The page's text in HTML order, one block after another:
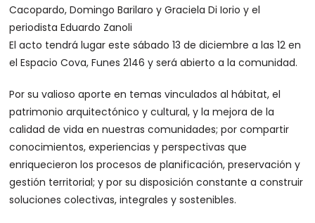
Cacopardo, Domingo Barilaro y Graciela Di Iorio y el
periodista Eduardo Zanoli
El acto tendrá lugar este sábado 13 de diciembre a las 12 en
el Espacio Cova, Funes 2146 y será abierto a la comunidad.
Por su valioso aporte en temas vinculados al hábitat, el
patrimonio arquitectónico y cultural, y la mejora de la
calidad de vida en nuestras comunidades; por compartir
conocimientos, experiencias y perspectivas que
enriquecieron los procesos de planificación, preservación y
gestión territorial; y por su disposición constante a construir
soluciones colectivas, integrales y sostenibles.